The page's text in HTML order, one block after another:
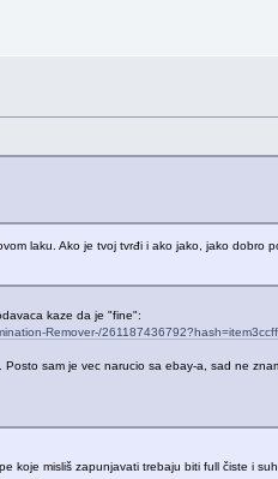
laku. Ako je tvoj tvrđi i ako jako, jako dobro
kaze da je "fine":
Remover-/
sam je vec narucio sa ebay-a, sad ne
misliš zapunjavati trebaju biti full čiste i